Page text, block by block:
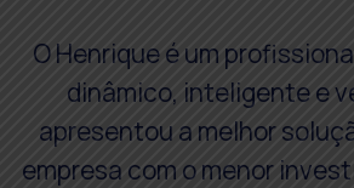
O Henrique é um
dinâmico, inteligente e
apresentou a melhor
empresa com o menor